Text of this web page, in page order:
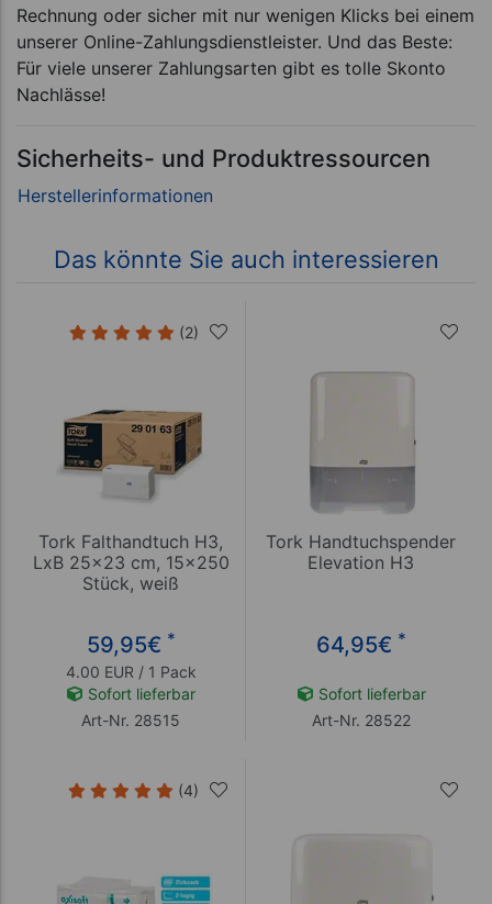
Rechnung oder sicher mit nur wenigen Klicks bei einem
unserer Online-Zahlungsdienstleister. Und das Beste:
Für viele unserer Zahlungsarten gibt es tolle Skonto
Nachlässe!
Sicherheits- und Produktressourcen
Das könnte Sie auch interessieren
(2)
Tork Falthandtuch H3,
LxB 25x23 cm, 15x250
Stück, weiß
59,95€ *
4.00 EUR / 1 Pack
Sofort lieferbar
Art-Nr. 28515
Tork Handtuchspender
Elevation H3
64,95€ *
Sofort lieferbar
Art-Nr. 28522
(4)